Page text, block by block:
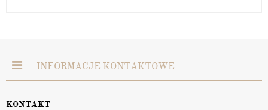
INFORMACJE KONTAKTOWE
KONTAKT